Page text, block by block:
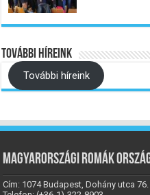
További híreink
További híreink
Magyarországi Romák
Cím: 1074 Budapest, Dohány utca 76.